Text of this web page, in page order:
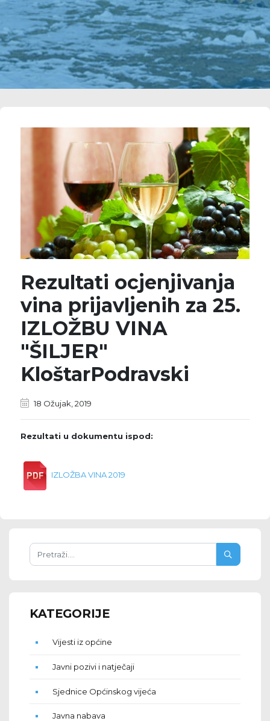
Rezultati ocjenjivanja
vina prijavljenih za 25.
IZLOŽBU VINA
"ŠILJER"
KloštarPodravski
18 Ožujak, 2019
Rezultati u dokumentu ispod:
IZLOŽBA VINA 2019
KATEGORIJE
Vijesti iz općine
Javni pozivi i natječaji
Sjednice Općinskog vijeća
Javna nabava